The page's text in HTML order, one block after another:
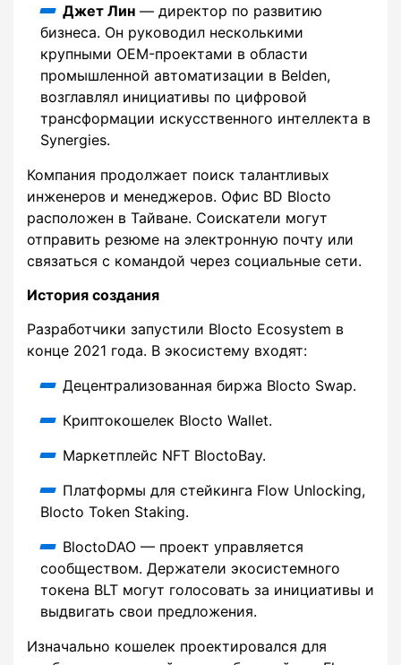
Джет Лин — директор по развитию
бизнеса. Он руководил несколькими
крупными OEM-проектами в области
промышленной автоматизации в Belden,
возглавлял инициативы по цифровой
трансформации искусственного интеллекта в
Synergies.
Компания продолжает поиск талантливых
инженеров и менеджеров. Офис BD Blocto
расположен в Тайване. Соискатели могут
отправить резюме на электронную почту или
связаться с командой через социальные сети.
История создания
Разработчики запустили Blocto Ecosystem в
конце 2021 года. В экосистему входят:
Децентрализованная биржа Blocto Swap.
Криптокошелек Blocto Wallet.
Маркетплейс NFT BloctoBay.
Платформы для стейкинга Flow Unlocking,
Blocto Token Staking.
BloctoDAO — проект управляется
сообществом. Держатели экосистемного
токена BLT могут голосовать за инициативы и
выдвигать свои предложения.
Изначально кошелек проектировался для